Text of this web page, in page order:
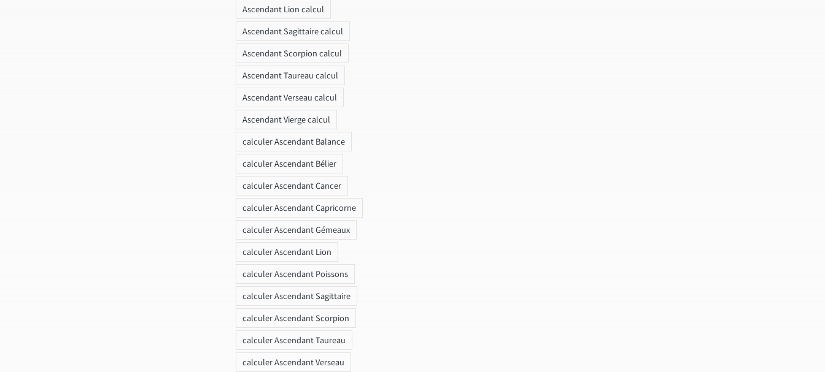
Ascendant Lion calcul
Ascendant Sagittaire calcul
Ascendant Scorpion calcul
Ascendant Taureau calcul
Ascendant Verseau calcul
Ascendant Vierge calcul
calculer Ascendant Balance
calculer Ascendant Bélier
calculer Ascendant Cancer
calculer Ascendant Capricorne
calculer Ascendant Gémeaux
calculer Ascendant Lion
calculer Ascendant Poissons
calculer Ascendant Sagittaire
calculer Ascendant Scorpion
calculer Ascendant Taureau
calculer Ascendant Verseau